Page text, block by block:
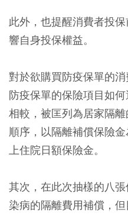
此外，也提醒消費者投
響自身投保權益。
對於欲購買防疫保單的
防疫保單的保險項目如
相較，被匡列為居家隔
順序， 以隔離補償保險
上住院日額保險金。
其次，在此次抽樣的八
染病的隔離費用補償，